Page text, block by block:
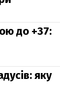
до +37:
яку